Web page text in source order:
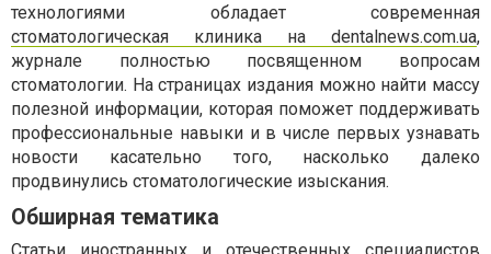
технологиями обладает современная
стоматологическая клиника на dentalnews.com.ua,
журнале полностью посвященном вопросам
стоматологии. На страницах издания можно найти массу
полезной информации, которая поможет поддерживать
профессиональные навыки и в числе первых узнавать
новости касательно того, насколько далеко
продвинулись стоматологические изыскания.
Обширная тематика